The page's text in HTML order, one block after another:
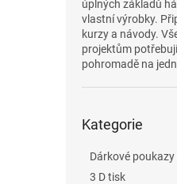
úplných základů
vlastní výrobky.
kurzy a návody.
projektům
pohromadě na
kategorie
Kategorie
Dárkové
3 D tisk